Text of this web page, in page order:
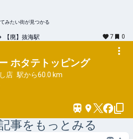
みたい街が見つかる
【廃】抜海駅 7
0
ホタテトッピング
店 駅から60.0 km
事をもっとみる